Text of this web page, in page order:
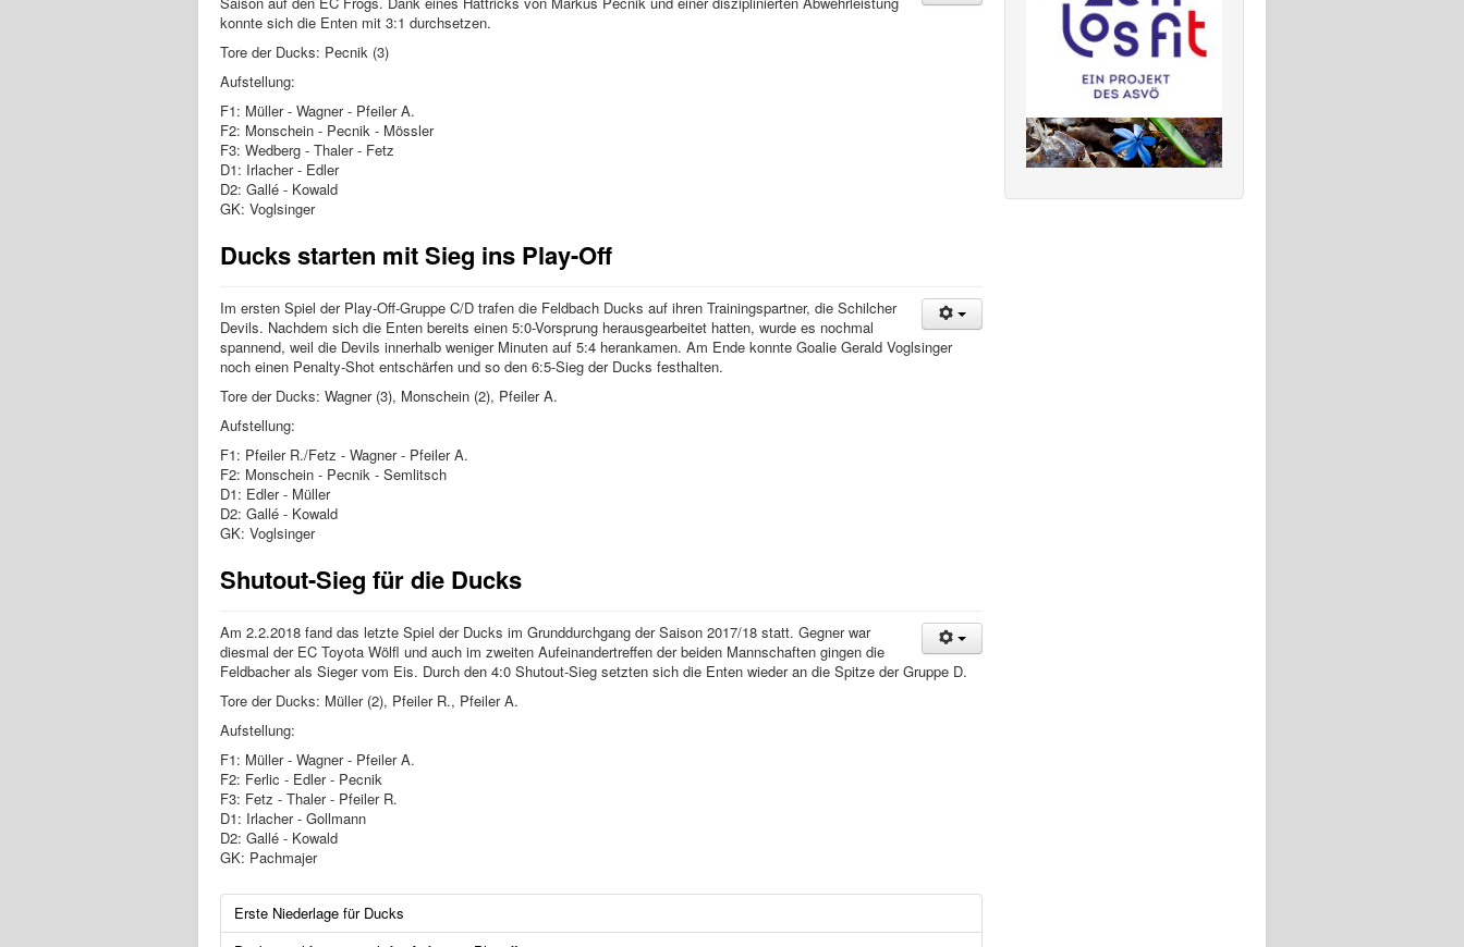
konnte sich die Enten mit 3:1 durchsetzen.
Tore der Ducks: Pecnik (3)
Aufstellung:
F1: Müller - Wagner - Pfeiler A.
F2: Monschein - Pecnik - Mössler
F3: Wedberg - Thaler - Fetz
D1: Irlacher - Edler
D2: Gallé - Kowald
GK: Voglsinger
Ducks starten mit Sieg ins Play-Off
Im ersten Spiel der Play-Off-Gruppe C/D trafen die Feldbach Ducks auf ihren Trainingspartner, die Schilcher
Devils. Nachdem sich die Enten bereits einen 5:0-Vorsprung herausgearbeitet hatten, wurde es nochmal
spannend, weil die Devils innerhalb weniger Minuten auf 5:4 herankamen. Am Ende konnte Goalie Gerald Voglsinger
noch einen Penalty-Shot entschärfen und so den 6:5-Sieg der Ducks festhalten.
Tore der Ducks: Wagner (3), Monschein (2), Pfeiler A.
Aufstellung:
F1: Pfeiler R./Fetz - Wagner - Pfeiler A.
F2: Monschein - Pecnik - Semlitsch
D1: Edler - Müller
D2: Gallé - Kowald
GK: Voglsinger
Shutout-Sieg für die Ducks
Am 2.2.2018 fand das letzte Spiel der Ducks im Grunddurchgang der Saison 2017/18 statt. Gegner war
diesmal der EC Toyota Wölfl und auch im zweiten Aufeinandertreffen der beiden Mannschaften gingen die
Feldbacher als Sieger vom Eis. Durch den 4:0 Shutout-Sieg setzten sich die Enten wieder an die Spitze der Gruppe D.
Tore der Ducks: Müller (2), Pfeiler R., Pfeiler A.
Aufstellung:
F1: Müller - Wagner - Pfeiler A.
F2: Ferlic - Edler - Pecnik
F3: Fetz - Thaler - Pfeiler R.
D1: Irlacher - Gollmann
D2: Gallé - Kowald
GK: Pachmajer
Erste Niederlage für Ducks